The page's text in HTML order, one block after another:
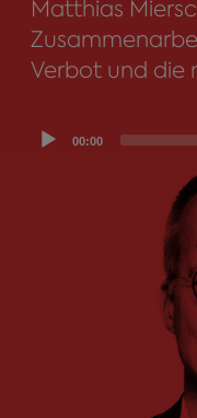
Matthias
Verbot und die
Audio
Player
00:00